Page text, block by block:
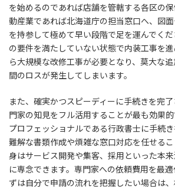
を始めるのであれば店舗を管轄する各区の
動産業であれば北海道庁の担当窓口へ、図
を持参して極めて早い段階で足を運んでく
の要件を満たしていない状態で内装工事を
ら大規模な改修工事が必要となり、莫大な
間のロスが発生してしまいます。
また、確実かつスピーディーに手続きを完
門家の知見をフル活用することが最も効果
プロフェッショナルである行政書士に手続き
難解な書類作成や煩雑な窓口対応を任せる
身はサービス開発や集客、採用といった本
に専念できます。専門家への依頼費用を最
ずは自分で申請の流れを把握したい場合は